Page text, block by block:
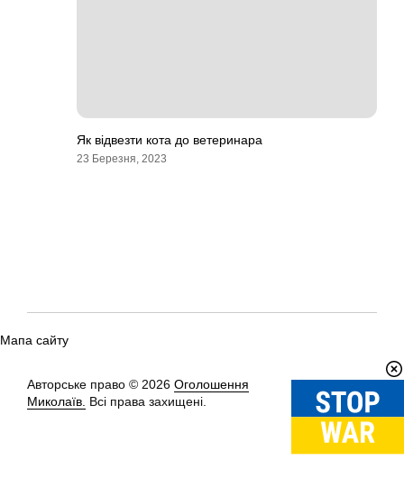
Як відвезти кота до ветеринара
23 Березня, 2023
Мапа сайту
Авторське право © 2026 Оголошення
Миколаїв. Всі права захищені.
Вгору↑